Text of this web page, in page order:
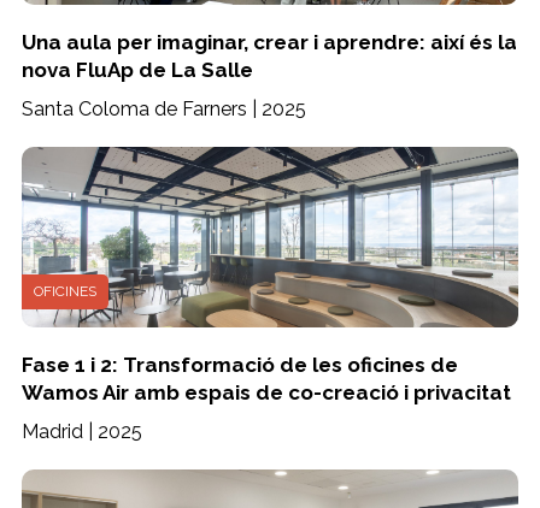
Una aula per imaginar, crear i aprendre: així és la
nova FluAp de La Salle
Santa Coloma de Farners | 2025
OFICINES
Fase 1 i 2: Transformació de les oficines de
Wamos Air amb espais de co-creació i privacitat
Madrid | 2025